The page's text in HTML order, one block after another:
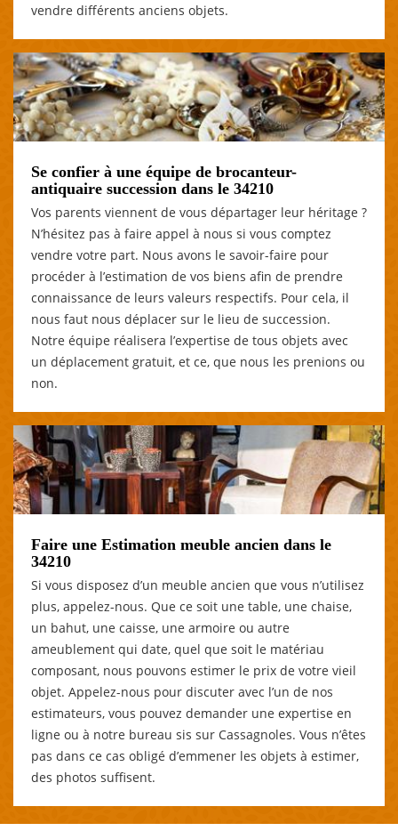
vendre différents anciens objets.
Se confier à une équipe de brocanteur-
antiquaire succession dans le 34210
Vos parents viennent de vous départager leur héritage ?
N’hésitez pas à faire appel à nous si vous comptez
vendre votre part. Nous avons le savoir-faire pour
procéder à l’estimation de vos biens afin de prendre
connaissance de leurs valeurs respectifs. Pour cela, il
nous faut nous déplacer sur le lieu de succession.
Notre équipe réalisera l’expertise de tous objets avec
un déplacement gratuit, et ce, que nous les prenions ou
non.
Faire une Estimation meuble ancien dans le
34210
Si vous disposez d’un meuble ancien que vous n’utilisez
plus, appelez-nous. Que ce soit une table, une chaise,
un bahut, une caisse, une armoire ou autre
ameublement qui date, quel que soit le matériau
composant, nous pouvons estimer le prix de votre vieil
objet. Appelez-nous pour discuter avec l’un de nos
estimateurs, vous pouvez demander une expertise en
ligne ou à notre bureau sis sur Cassagnoles. Vous n’êtes
pas dans ce cas obligé d’emmener les objets à estimer,
des photos suffisent.